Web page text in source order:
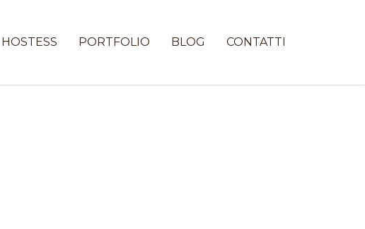
HOSTESS PORTFOLIO BLOG CONTATTI